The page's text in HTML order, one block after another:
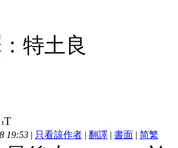
特土良
tT
19:53 | 只看該作者 | 翻譯 | 書面 | 简繁